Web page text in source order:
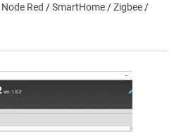
Node Red /SmartHome /Zigbee /